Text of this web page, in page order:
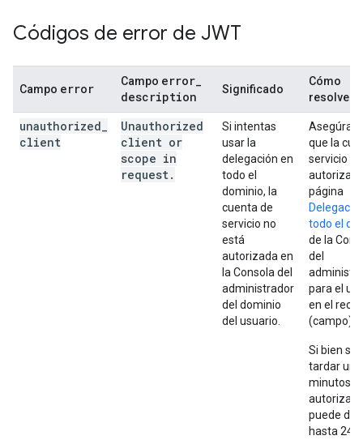
Códigos de error de JWT
Campo error Campo error
description
Significado
Cómo
unauthorized
client
Unauthorized
client or
scope in
request.
Si intentas
usar la
delegación en
todo el
dominio, la
cuenta de
servicio no
está
autorizada en
la Consola del
administrador
del dominio
del usuario.
que la
servicio
página
todo el
de la
del
para el
en el
(campo)
Si bien
tardar
minutos,
puede
hasta 24